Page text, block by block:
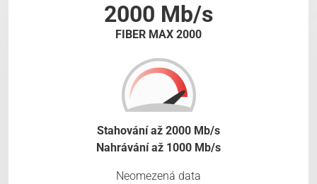
2000 Mb/s
FIBER MAX 2000
Stahování až 2000 Mb/s
Nahrávání až 1000 Mb/s
Neomezená data